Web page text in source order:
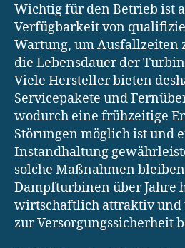
Wichtig für den Betrieb ist
Verfügbarkeit von
Wartung, um
die Lebensdauer der
Viele Hersteller bieten
Servicepakete und
wodurch eine frühzeitige
Störungen möglich ist und
Instandhaltung
solche Maßnahmen
Dampfturbinen über Jahre
wirtschaftlich attraktiv und
zur Versorgungssicherheit